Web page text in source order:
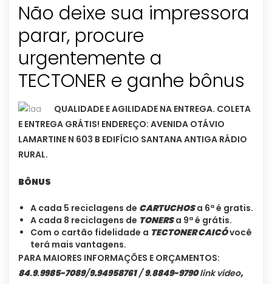
Não deixe sua impressora
parar, procure
urgentemente a
TECTONER e ganhe bônus
QUALIDADE E AGILIDADE NA ENTREGA. COLETA
E ENTREGA GRÁTIS! ENDEREÇO: AVENIDA OTÁVIO
LAMARTINE N 603 B EDIFÍCIO SANTANA ANTIGA RÁDIO
RURAL.
BÔNUS
A cada 5 reciclagens de CARTUCHOSa 6ª é gratis.
A cada 8 reciclagens de TONERS a 9ª é grátis.
Com o cartão fidelidade a TECTONER CAICÓvocê
terá mais vantagens.
PARA MAIORES INFORMAÇÕES E ORÇAMENTOS:
84.9.9985-7089/9.94958761/9.8849-9790link vídeo,